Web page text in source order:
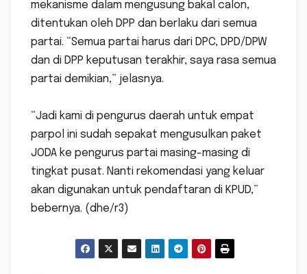
mekanisme dalam mengusung bakal calon,
ditentukan oleh DPP dan berlaku dari semua
partai. “Semua partai harus dari DPC, DPD/DPW
dan di DPP keputusan terakhir, saya rasa semua
partai demikian,” jelasnya.
“Jadi kami di pengurus daerah untuk empat
parpol ini sudah sepakat mengusulkan paket
JODA ke pengurus partai masing-masing di
tingkat pusat. Nanti rekomendasi yang keluar
akan digunakan untuk pendaftaran di KPUD,”
bebernya. (dhe/r3)